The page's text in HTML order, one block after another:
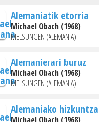
Alemaniatik etorria
Michael Obach (1968)
MELSUNGEN (ALEMANIA)
Alemanierari buruz
Michael Obach (1968)
MELSUNGEN (ALEMANIA)
Alemaniako
Michael Obach (1968)